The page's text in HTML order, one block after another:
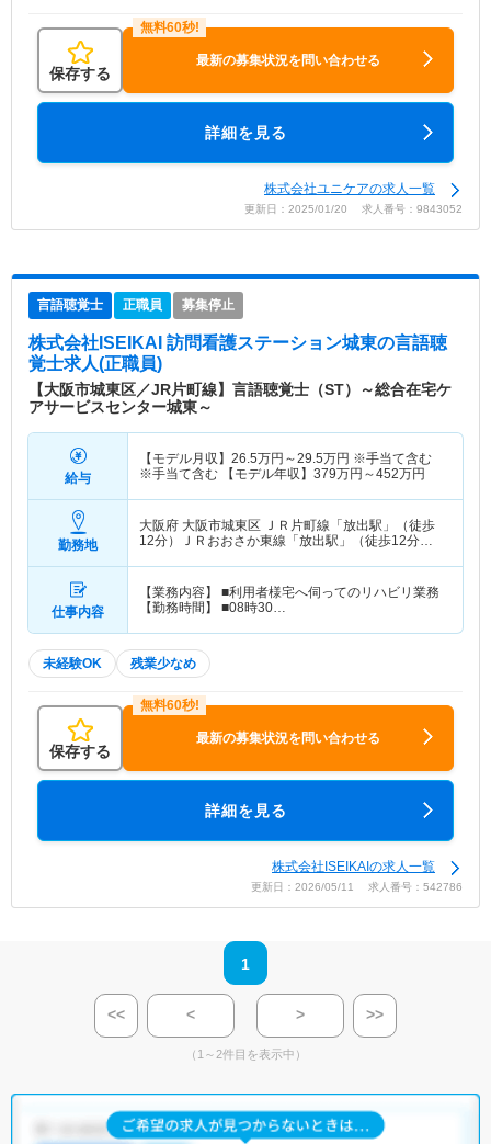
保存する
最新の募集状況を問い合わせる
詳細を見る
株式会社ユニケアの求人一覧
更新日：2025/01/20 求人番号：9843052
言語聴覚士 正職員 募集停止
株式会社ISEIKAI 訪問看護ステーション城東の言語聴
覚士求人(正職員)
【大阪市城東区／JR片町線】言語聴覚士（ST）～総合在宅ケ
アサービスセンター城東～
給与
【モデル月収】 26.5万円～29.5万円 ※手当て含む
※手当て含む 【モデル年収】 379万円～452万円
勤務地
大阪府 大阪市城東区 ＪＲ片町線「放出駅」（徒歩
12分）ＪＲおおさか東線「放出駅」（徒歩12分）
仕事内容
【業務内容】 ■利用者様宅へ伺ってのリハビリ業務
【勤務時間】 ■08時30…
未経験OK 残業少なめ
保存する
最新の募集状況を問い合わせる
詳細を見る
株式会社ISEIKAIの求人一覧
更新日：2026/05/11 求人番号：542786
1
<< < > >>
（1～2件目を表示中）